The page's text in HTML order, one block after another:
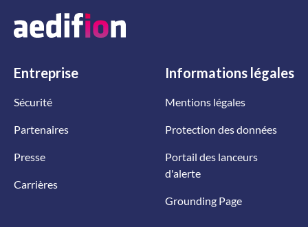
Entreprise
Sécurité
Partenaires
Presse
Carrières
Informations légales
Mentions légales
Protection des données
Portail des lanceurs
d'alerte
Grounding Page